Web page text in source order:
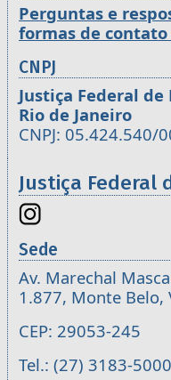
Perguntas e
formas de contato
CNPJ
Justiça Federal
Rio de Janeiro
CNPJ: 05.424.540/
Justiça Federal
Sede
Av. Marechal
1.877, Monte Belo,
CEP: 29053-245
Tel.: (27) 3183-5000